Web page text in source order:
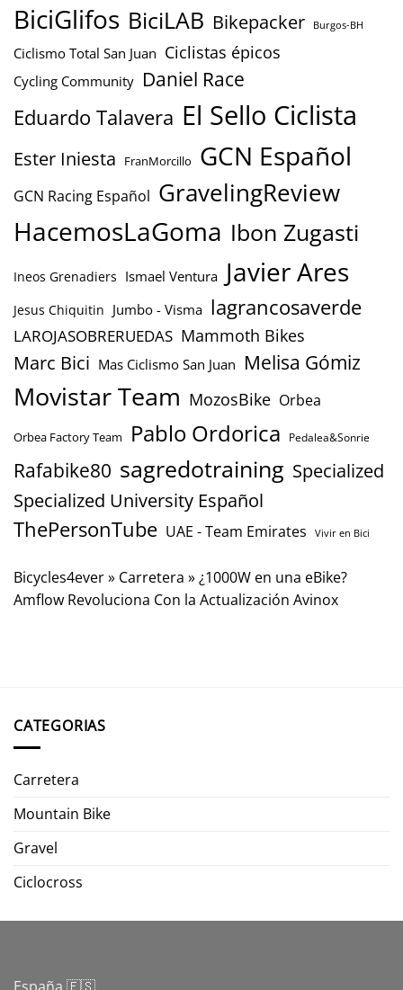
BiciGlifos BiciLAB Bikepacker Burgos-BH
Ciclismo Total San Juan Ciclistas épicos
Cycling Community Daniel Race
Eduardo Talavera El Sello Ciclista
Ester Iniesta FranMorcillo GCN Español
GCN Racing Español GravelingReview
HacemosLaGoma Ibon Zugasti
Ineos Grenadiers Ismael Ventura Javier Ares
Jesus Chiquitin Jumbo - Visma lagrancosaverde
LAROJASOBRERUEDAS Mammoth Bikes
Marc Bici Mas Ciclismo San Juan Melisa Gómiz
Movistar Team MozosBike Orbea
Orbea Factory Team Pablo Ordorica Pedalea&Sonrie
Rafabike80 sagredotraining Specialized
Specialized University Español
ThePersonTube UAE - Team Emirates Vivir en Bici
Bicycles4ever» Carretera »¿1000W en una eBike?
Amflow Revoluciona Con la Actualización Avinox
CATEGORIAS
Carretera
Mountain Bike
Gravel
Ciclocross